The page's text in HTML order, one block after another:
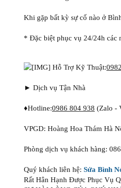
Khi gặp bất kỳ sự cố nào ở
* Đặc biệt phục vụ 24/24h các
Hỗ Trợ Kỹ Thuật:
► Dịch vụ Tận Nhà
♦Hotline:0986 804 938 (Zalo -
VPGD: Hoàng Hoa Thám Hà
Phòng dịch vụ khách hàng:
Quý khách liên hệ: Sửa Bình
Rất Hân Hạnh Được Phục Vụ